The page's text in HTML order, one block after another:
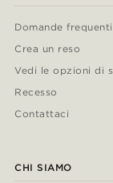
Domande frequenti
Crea un reso
Vedi le opzioni di
Recesso
Contattaci
CHI SIAMO